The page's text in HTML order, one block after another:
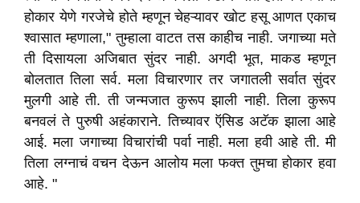
होकार येणे गरजेचे होते म्हणून चेहऱ्यावर खोट हसू आणत एकाच
श्वासात म्हणाला," तुम्हाला वाटत तस काहीच नाही. जगाच्या मते
ती दिसायला अजिबात सुंदर नाही. अगदी भूत, माकड म्हणून
बोलतात तिला सर्व. मला विचारणार तर जगातली सर्वात सुंदर
मुलगी आहे ती. ती जन्मजात कुरूप झाली नाही. तिला कुरूप
बनवलं ते पुरुषी अहंकाराने. तिच्यावर ऍसिड अटॅक झाला आहे
आई. मला जगाच्या विचारांची पर्वा नाही. मला हवी आहे ती. मी
तिला लग्नाचं वचन देऊन आलोय मला फक्त तुमचा होकार हवा
आहे. "